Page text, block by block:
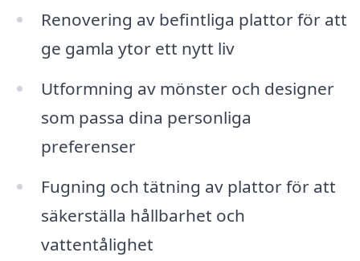
Renovering av befintliga plattor för att
ge gamla ytor ett nytt liv
Utformning av mönster och designer
som passa dina personliga
preferenser
Fugning och tätning av plattor för att
säkerställa hållbarhet och
vattentålighet